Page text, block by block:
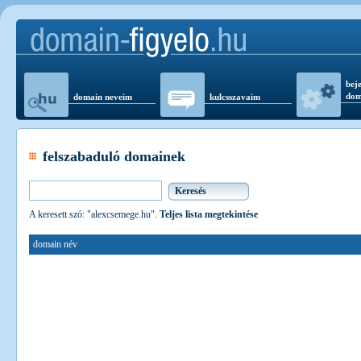
domain neveim kulcsszavaim
felszabaduló domainek
A keresett szó: "alexcsemege.hu". Teljes lista megtekintése
domain név